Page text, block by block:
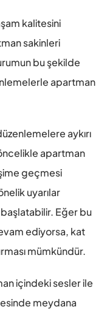
kalitesini
sakinleri
bu şekilde
apartman
aykırı
öncelikle apartman
geçmesi
uyarılar
Eğer bu
ediyorsa, kat
mümkündür.
içindeki sesler ile
meydana